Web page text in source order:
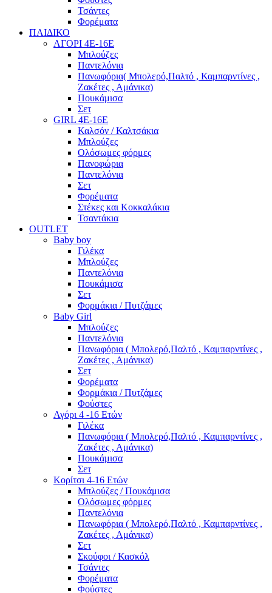
Τσάντες
Φορέματα
ΠΑΙΔΙΚΟ
ΑΓΟΡΙ 4Ε-16Ε
Μπλούζες
Παντελόνια
Πανωφόρια( Μπολερό,Παλτό , Καμπαρντίνες ,
Ζακέτες , Αμάνικα)
Πουκάμισα
Σετ
GIRL 4Ε-16Ε
Καλσόν / Καλτσάκια
Μπλούζες
Ολόσωμες φόρμες
Πανοφώρια
Παντελόνια
Σετ
Φορέματα
Στέκες και Κοκκαλάκια
Τσαντάκια
OUTLET
Baby boy
Γιλέκα
Μπλούζες
Παντελόνια
Πουκάμισα
Σετ
Φορμάκια / Πυτζάμες
Baby Girl
Μπλούζες
Παντελόνια
Πανωφόρια ( Μπολερό,Παλτό , Καμπαρντίνες ,
Ζακέτες , Αμάνικα)
Σετ
Φορέματα
Φορμάκια / Πυτζάμες
Φούστες
Αγόρι 4 -16 Ετών
Γιλέκα
Πανωφόρια ( Μπολερό,Παλτό , Καμπαρντίνες ,
Ζακέτες , Αμάνικα)
Πουκάμισα
Σετ
Κορίτσι 4-16 Ετών
Μπλούζες / Πουκάμισα
Ολόσωμες φόρμες
Παντελόνια
Πανωφόρια ( Μπολερό,Παλτό , Καμπαρντίνες ,
Ζακέτες , Αμάνικα)
Σετ
Σκούφοι / Κασκόλ
Τσάντες
Φορέματα
Φούστες